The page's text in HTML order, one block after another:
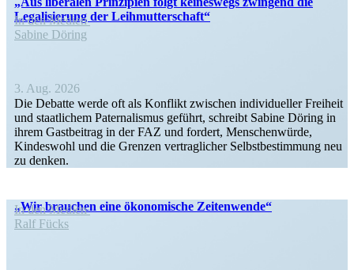
Legali­sierung der Leihmutterschaft“
In den Medien
Sabine Döring
3. Aug. 2026
Die Debatte werde oft als Konflikt zwischen indivi­du­eller Freiheit
und staat­lichem Pater­na­lismus geführt, schreibt Sabine Döring in
ihrem Gastbeitrag in der FAZ und fordert, Menschen­würde,
Kindeswohl und die Grenzen vertrag­licher Selbst­be­stimmung neu
zu denken.
„Wir brauchen eine ökono­mische Zeitenwende“
In den Medien
Ralf Fücks